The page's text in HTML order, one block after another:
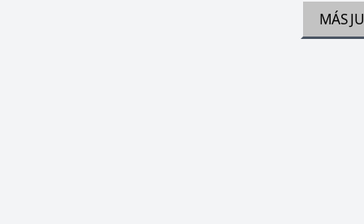
MÁS